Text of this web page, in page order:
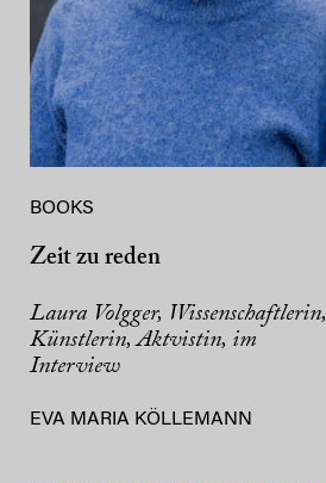
BOOKS
Zeit zu reden
Laura Volgger, Wissenschaftlerin,
Künstlerin, Aktvistin, im
Interview
EVA MARIA KÖLLEMANN